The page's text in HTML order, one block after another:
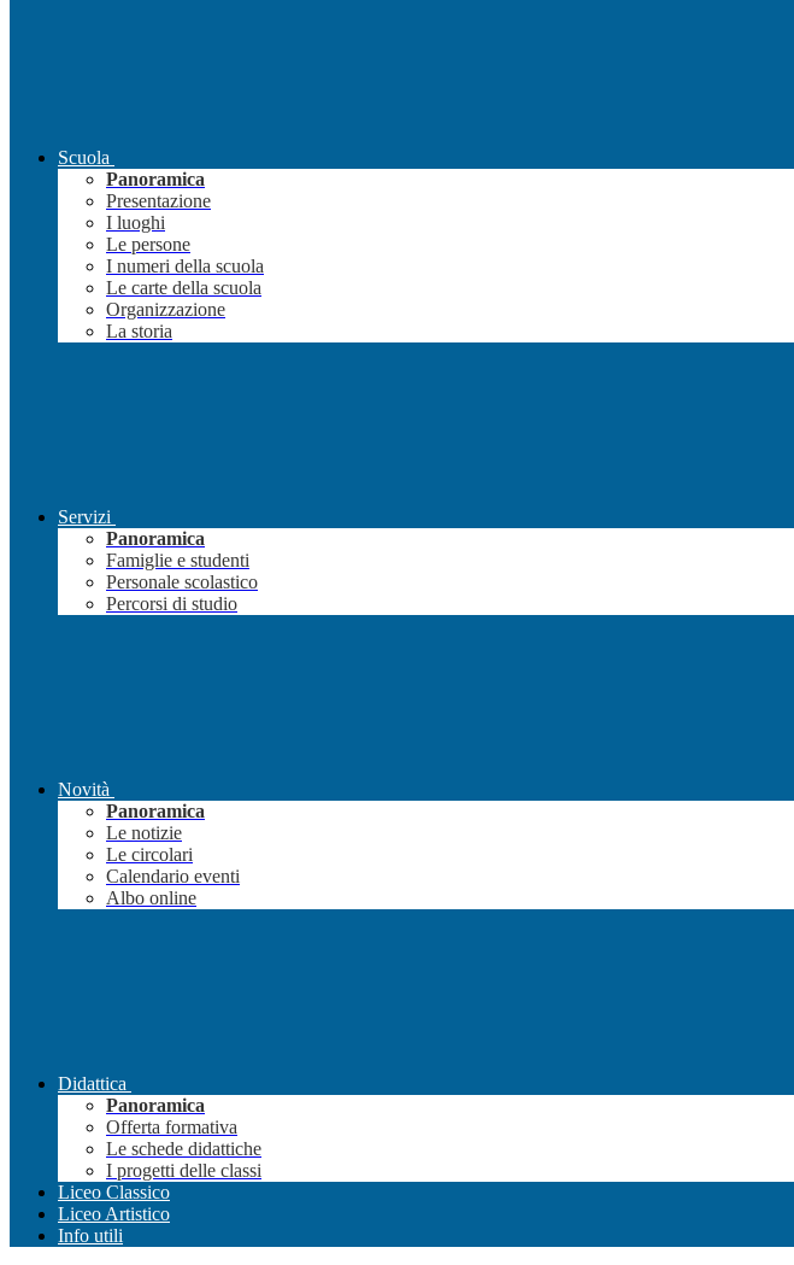
Scuola
Panoramica
Presentazione
I luoghi
Le persone
I numeri della scuola
Le carte della scuola
Organizzazione
La storia
Servizi
Panoramica
Famiglie e studenti
Personale scolastico
Percorsi di studio
Novità
Panoramica
Le notizie
Le circolari
Calendario eventi
Albo online
Didattica
Panoramica
Offerta formativa
Le schede didattiche
I progetti delle classi
Liceo Classico
Liceo Artistico
Info utili